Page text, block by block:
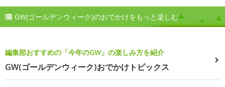
GW(ゴールデンウィーク)のおでかけをもっと楽しむ
編集部おすすめの「今年のGW」の楽しみ方を紹介
GW(ゴールデンウィーク)おでかけトピックス